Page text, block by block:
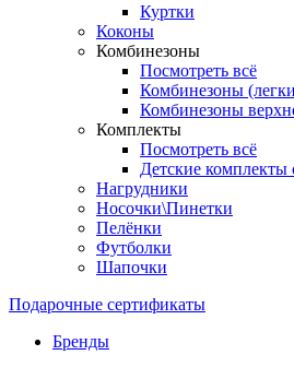
Куртки
Коконы
Комбинезоны
Посмотреть всё
Комбинезоны
Комбинезоны
Комплекты
Посмотреть всё
Детские
Нагрудники
Носочки\Пинетки
Пелёнки
Футболки
Шапочки
Подарочные сертификаты
Бренды